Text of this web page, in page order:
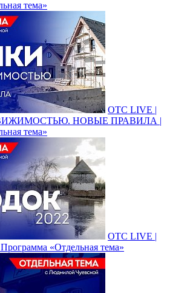
тема»
ОТС LIVE |
НОВЫЕ ПРАВИЛА |
тема»
ОТС LIVE |
«Отдельная тема»